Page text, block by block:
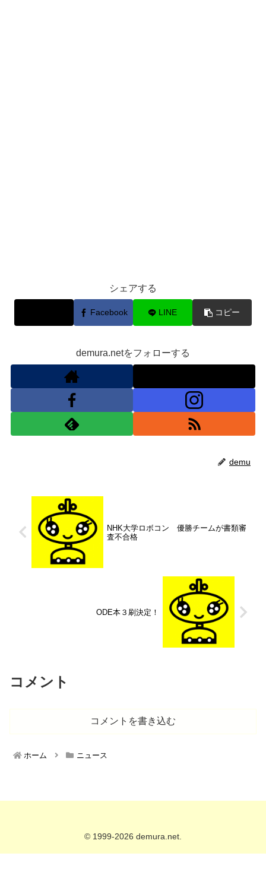
シェアする
Facebook LINE コピー
demura.netをフォローする
demu
NHK大学ロボコン 優勝チームが書類審
査不合格
ODE本３刷決定！
コメント
コメントを書き込む
ホーム ニュース
© 1999-2026 demura.net.